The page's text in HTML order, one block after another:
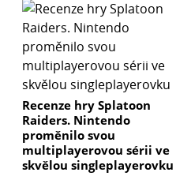
Recenze hry Splatoon
Raiders. Nintendo
proměnilo svou
multiplayerovou sérii ve
skvělou singleplayerovku